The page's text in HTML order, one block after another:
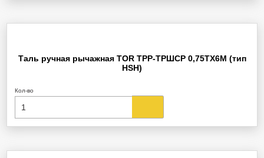
Таль ручная рычажная TOR ТРР-ТРШСР 0,75ТХ6М (тип
HSH)
Кол-во